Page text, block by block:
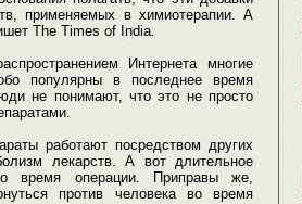
применяемых в химиотерапии. А
The Times of India.
Интернета многие
популярны в последнее время
не понимают, что это не просто
работают посредством других
лекарств. А вот длительное
время операции. Приправы же,
против человека во время